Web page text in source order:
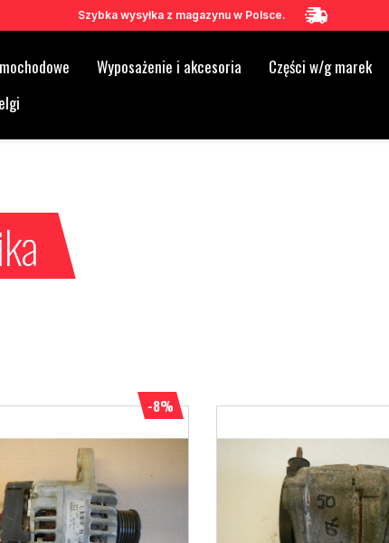
Szybka wysyłka z magazynu w Polsce.
Wyposażenie i akcesoria Części w/g marek
-8%